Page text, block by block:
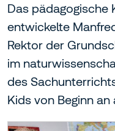
Das pädagogische
entwickelte
Rektor der
im
des
Kids von Beginn an